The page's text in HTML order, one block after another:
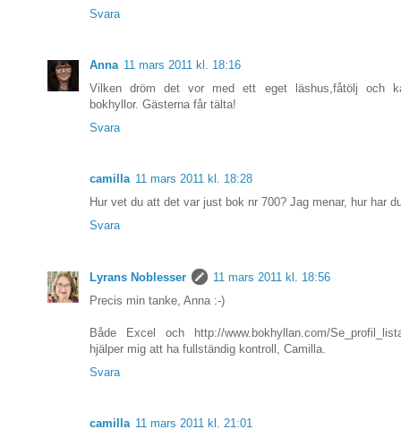
Svara
Anna 11 mars 2011 kl. 18:16
Vilken dröm det vor med ett eget läshus,fåtölj och
bokhyllor. Gästerna får tälta!
Svara
camilla 11 mars 2011 kl. 18:28
Hur vet du att det var just bok nr 700? Jag menar, hur har
Svara
Lyrans Noblesser
11 mars 2011 kl. 18:56
Precis min tanke, Anna :-)
Både Excel och http://www.bokhyllan.com/
hjälper mig att ha fullständig kontroll, Camilla.
Svara
camilla 11 mars 2011 kl. 21:01